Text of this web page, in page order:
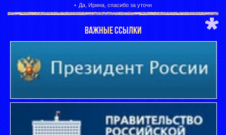
Да, Ирина, спасибо за уточн
ВАЖНЫЕ ССЫЛКИ